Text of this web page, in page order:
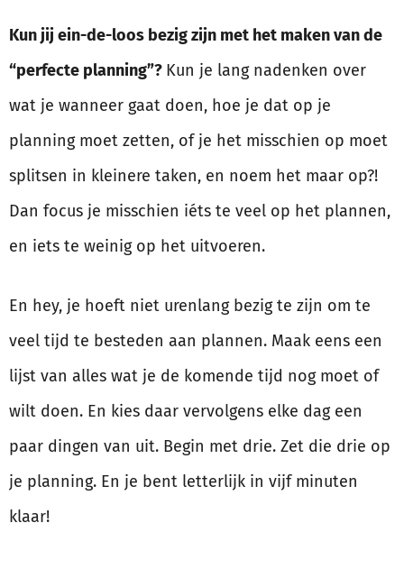
Kun jij ein-de-loos bezig zijn met het maken van de
“perfecte planning”? Kun je lang nadenken over
wat je wanneer gaat doen, hoe je dat op je
planning moet zetten, of je het misschien op moet
splitsen in kleinere taken, en noem het maar op?!
Dan focus je misschien iéts te veel op het plannen,
en iets te weinig op het uitvoeren.
En hey, je hoeft niet urenlang bezig te zijn om te
veel tijd te besteden aan plannen. Maak eens een
lijst van alles wat je de komende tijd nog moet of
wilt doen. En kies daar vervolgens elke dag een
paar dingen van uit. Begin met drie. Zet die drie op
je planning. En je bent letterlijk in vijf minuten
klaar!